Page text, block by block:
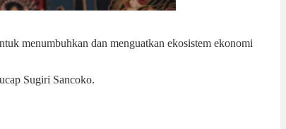
menumbuhkan dan menguatkan ekosistem ekonomi
Sugiri Sancoko.